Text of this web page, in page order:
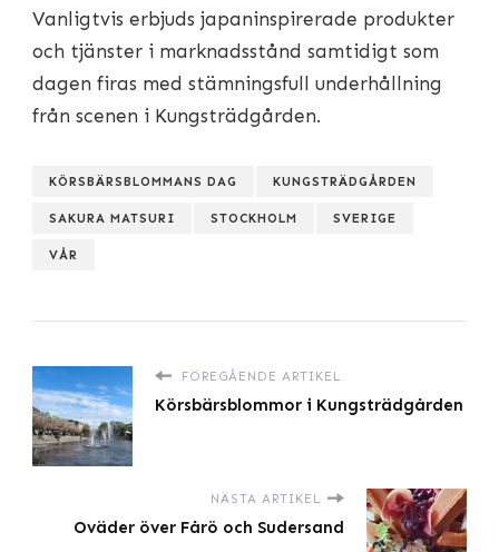
Vanligtvis erbjuds japaninspirerade produkter
och tjänster i marknadsstånd samtidigt som
dagen firas med stämningsfull underhållning
från scenen i Kungsträdgården.
KÖRSBÄRSBLOMMANS DAG KUNGSTRÄDGÅRDEN
SAKURA MATSURI STOCKHOLM SVERIGE
VÅR
FÖREGÅENDE ARTIKEL
Körsbärsblommor i Kungsträdgården
NÄSTA ARTIKEL
Oväder över Fårö och Sudersand